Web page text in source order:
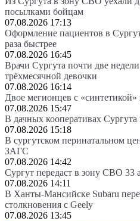
посылками бойцам
07.08.2026 17:13
Оформление пациентов в
раза быстрее
07.08.2026 16:45
Врачи Сургута почти две
трёхмесячной девочки
07.08.2026 16:14
Двое мегионцев с
07.08.2026 15:47
В дачных кооперативах
07.08.2026 15:18
В сургутском перинатальном
ЗАГС
07.08.2026 14:42
Сургут передаст в зону СВО 33
07.08.2026 14:11
В Ханты-Мансийске Subaru
столкновения с Geely
07.08.2026 13:45